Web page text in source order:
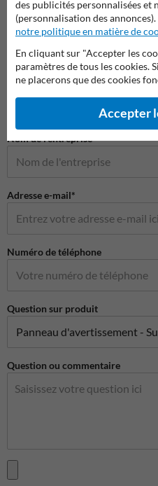
Poser votre question à
Nom*
Nom de l'entreprise
Adresse e-mail*
Numéro de téléphone
Question sur produit
Question ou commentaire
des publicités personnalisées et
(personnalisation des
notre politique en matière de
En cliquant sur "Accepter les
paramètres de tous les cookies.
ne placerons que des cookies
Accepter